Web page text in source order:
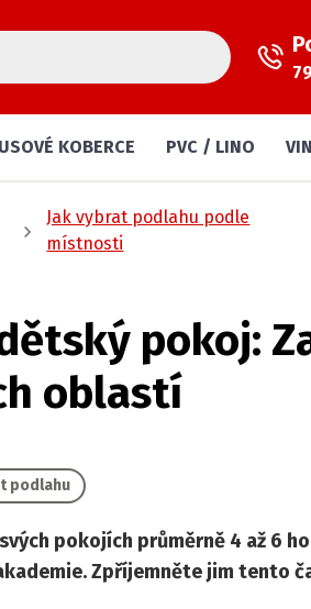
KOBERCE PVC / LINO
Jak vybrat podlahu podle
místnosti
pokoj:
oblastí
podlahu
pokojích průměrně 4 až 6
Zpříjemněte jim tento